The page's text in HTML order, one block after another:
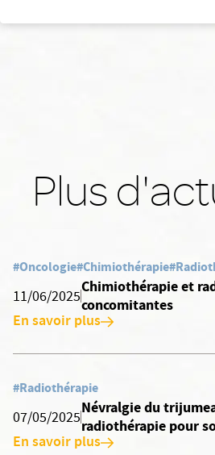
Plus
#Oncologie#Chimiothérapie
11/06/2025
Chimiothérapie et
concomitantes
En savoir plus
#Radiothérapie
07/05/2025
Névralgie du
radiothérapie pour
En savoir plus